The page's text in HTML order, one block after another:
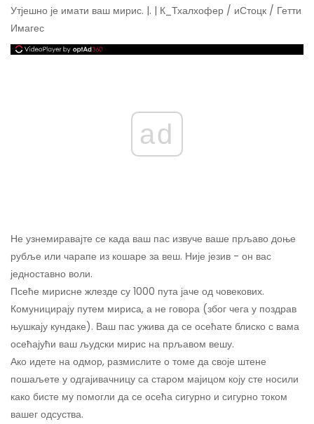
Утјешно је имати ваш мирис. |. | К_Тхалхофер / иСтоцк / Гетти
Имагес
ad
Не узнемиравајте се када ваш пас извуче ваше прљаво доње
рубље или чарапе из кошаре за веш. Није језив - он вас
једноставно воли.
Псеће мирисне жлезде су 1000 пута јаче од човекових.
Комуницирају путем мириса, а не говора (због чега у поздрав
њушкају кундаке). Ваш пас ужива да се осећате блиско с вама
осећајући ваш људски мирис на прљавом вешу.
Ако идете на одмор, размислите о томе да своје штене
пошаљете у одгајивачницу са старом мајицом коју сте носили
како бисте му помогли да се осећа сигурно и сигурно током
вашег одсуства.